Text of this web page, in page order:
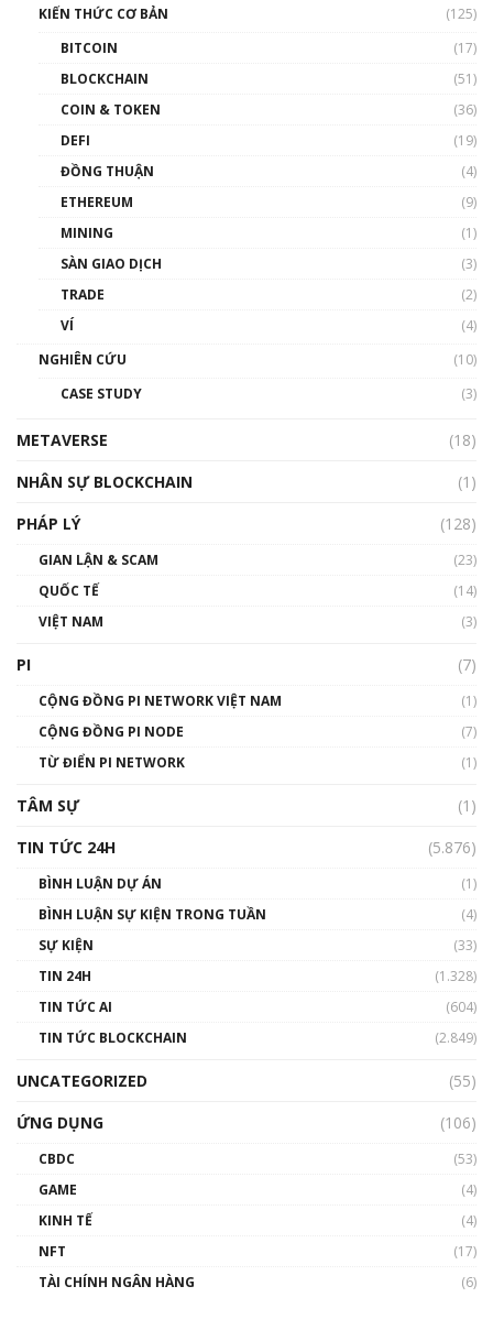
KIẾN THỨC CƠ BẢN
(125)
BITCOIN
(17)
BLOCKCHAIN
(51)
COIN & TOKEN
(36)
DEFI
(19)
ĐỒNG THUẬN
(4)
ETHEREUM
(9)
MINING
(1)
SÀN GIAO DỊCH
(3)
TRADE
(2)
VÍ
(4)
NGHIÊN CỨU
(10)
CASE STUDY
(3)
METAVERSE
(18)
NHÂN SỰ BLOCKCHAIN
(1)
PHÁP LÝ
(128)
GIAN LẬN & SCAM
(23)
QUỐC TẾ
(14)
VIỆT NAM
(3)
PI (7)
CỘNG ĐỒNG PI NETWORK VIỆT NAM
(1)
CỘNG ĐỒNG PI NODE
(7)
TỪ ĐIỂN PI NETWORK
(1)
TÂM SỰ
(1)
TIN TỨC 24H
(5.876)
BÌNH LUẬN DỰ ÁN
(1)
BÌNH LUẬN SỰ KIỆN TRONG TUẦN
(4)
SỰ KIỆN
(33)
TIN 24H
(1.328)
TIN TỨC AI
(604)
TIN TỨC BLOCKCHAIN
(2.849)
UNCATEGORIZED
(55)
ỨNG DỤNG
(106)
CBDC
(53)
GAME
(4)
KINH TẾ
(4)
NFT
(17)
TÀI CHÍNH NGÂN HÀNG
(6)